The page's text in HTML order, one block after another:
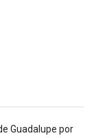
Guadalupe por